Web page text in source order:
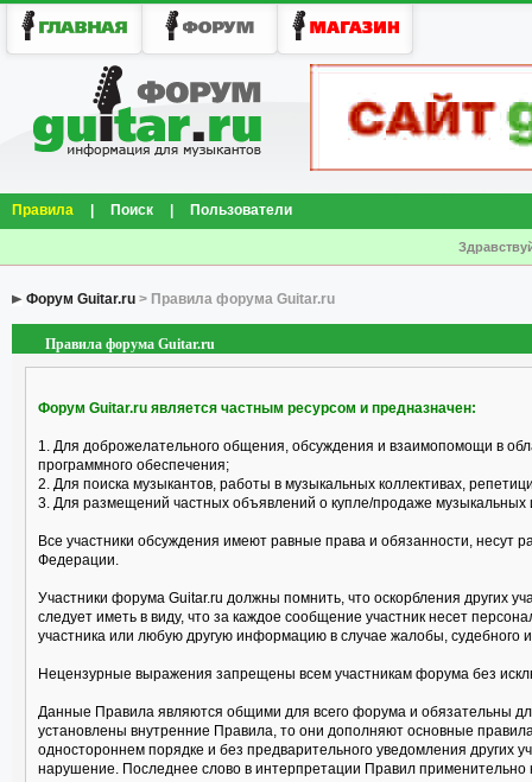
Правила Поиск Пользователи
Форум Guitar.ru > Правила форума Guitar.ru
Правила форума Guitar.ru
Форум Guitar.ru является частным ресурсом и предназначен:
1. Для доброжелательного общения, обсуждения и взаимопомощи в
программного обеспечения;
2. Для поиска музыкантов, работы в музыкальных коллективах,
3. Для размещений частных объявлений о купле/продаже музыкальных
Все участники обсуждения имеют равные права и обязанности, несут
Федерации.
Участники форума Guitar.ru должны помнить, что оскорбления других
следует иметь в виду, что за каждое сообщение участник несет
участника или любую другую информацию в случае жалобы, судебного
Нецензурные выражения запрещены всем участникам форума без
Данные Правила являются общими для всего форума и обязательны
установлены внутренние Правила, то они дополняют основные
одностороннем порядке и без предварительного уведомления других
нарушение. Последнее слово в интерпретации Правил